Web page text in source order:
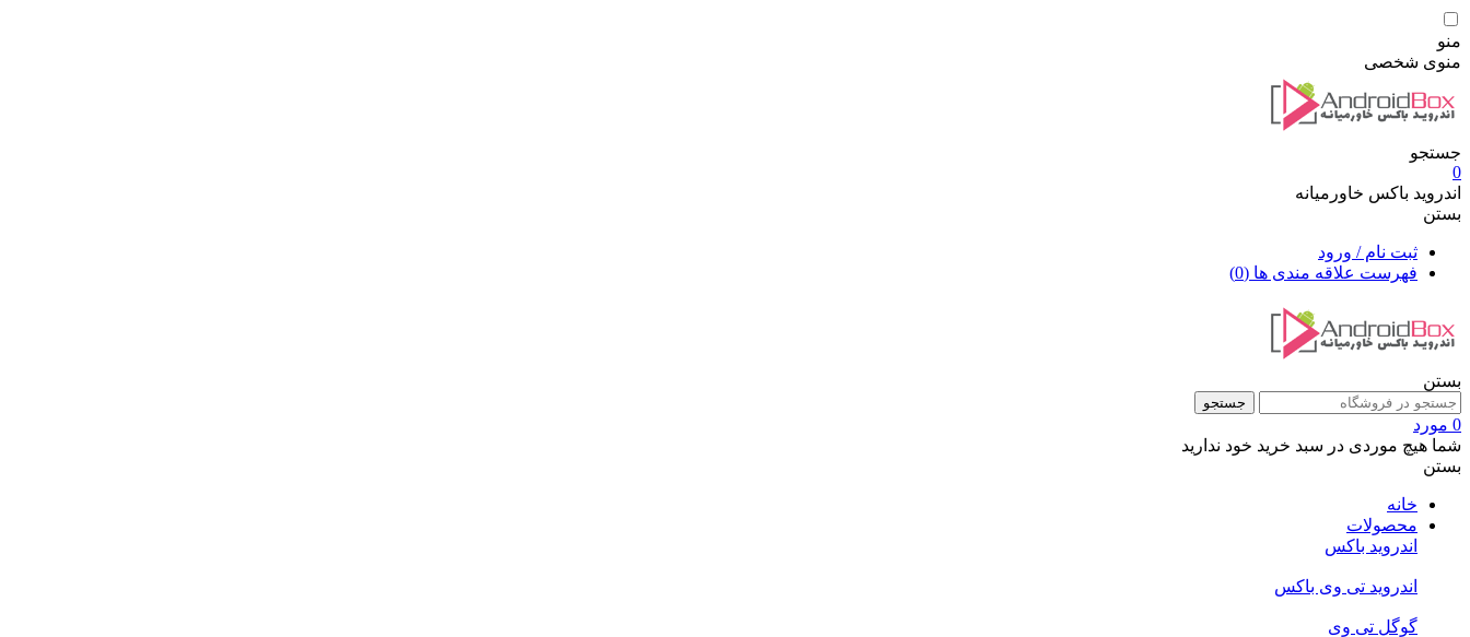
منو
منوی شخصی
جستجو
0
اندروید باکس خاورمیانه
بستن
ثبت نام / ورود
فهرست علاقه مندی ها (0)
بستن
جستجو
0 مورد
شما هیچ موردی در سبد خرید خود ندارید
بستن
خانه
محصولات
اندروید باکس
اندروید تی‌ وی باکس
گوگل تی وی